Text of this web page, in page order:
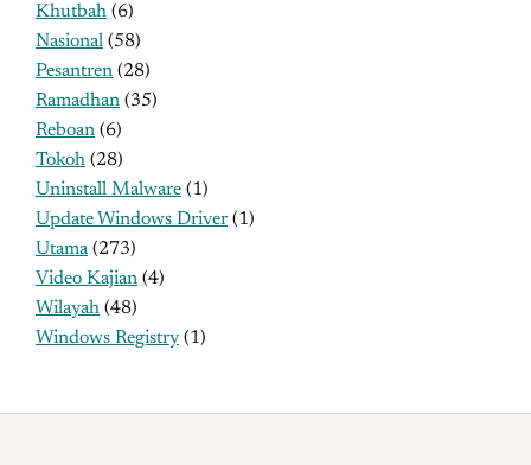
Khutbah (6)
Nasional (58)
Pesantren (28)
Ramadhan (35)
Reboan (6)
Tokoh (28)
Uninstall Malware (1)
Update Windows Driver (1)
Utama(273)
Video Kajian (4)
Wilayah (48)
Windows Registry (1)